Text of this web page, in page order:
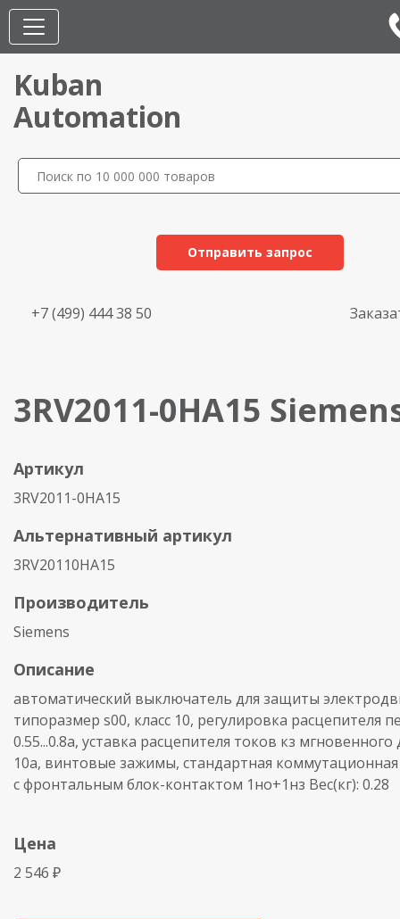
Kuban
Automation
Отправить запрос
+7 (499) 444 38 50
3RV2011-0HA15
Артикул
3RV2011-0HA15
Альтернативный артикул
3RV20110HA15
Производитель
Siemens
Описание
автоматический выключатель для защиты
типоразмер s00, класс 10, регулировка расцепителя
0.55...0.8a, уставка расцепителя токов кз мгновенного
10a, винтовые зажимы, стандартная коммутационная
с фронтальным блок-контактом 1но+1нз Вес(кг): 0.28
Цена
2 546 ₽